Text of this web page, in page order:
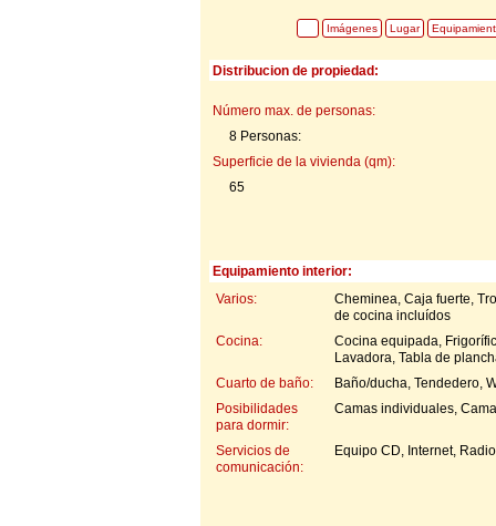
Imágenes Lugar
Distribucion de propiedad:
Número max. de personas:
8 Personas:
Superficie de la vivienda (qm):
65
Equipamiento interior:
Varios:
Cheminea, Caja fuerte,
de cocina incluídos
Cocina:
Cocina equipada,
Lavadora, Tabla de
Cuarto de baño:
Baño/ducha, Tendedero,
Posibilidades
para dormir:
Camas individuales,
Servicios de
comunicación:
Equipo CD, Internet, Radio